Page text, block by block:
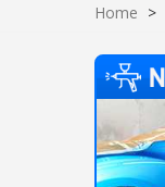
Home >